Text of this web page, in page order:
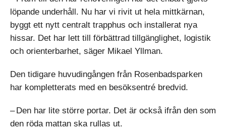
löpande underhåll. Nu har vi rivit ut hela mittkärnan,
byggt ett nytt centralt trapphus och installerat nya
hissar. Det har lett till förbättrad tillgänglighet, logistik
och orienterbarhet, säger Mikael Yllman.
Den tidigare huvudingången från Rosenbadsparken
har kompletterats med en besöksentré bredvid.
– Den har lite större portar. Det är också ifrån den som
den röda mattan ska rullas ut.